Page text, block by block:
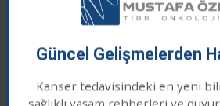
Meme
Güncel Gelişmelerden
Kanser tedavisindeki en yeni